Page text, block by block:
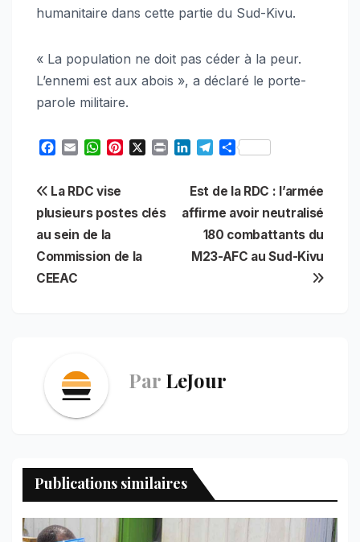
humanitaire dans cette partie du Sud-Kivu.
« La population ne doit pas céder à la peur.
L’ennemi est aux abois », a déclaré le porte-
parole militaire.
e
b
o
o
k
i
l
W
t
s
A
p
p
e
s
k
e
n
e
g
r
a
m
S
r
e
Navigation
de
l’article
Est de la RDC : l’armée
affirme avoir neutralisé
180 combattants du
M23-AFC au Sud-Kivu
La RDC vise
plusieurs postes clés
au sein de la
Commission de la
CEEAC
Par LeJour
Publications similaires